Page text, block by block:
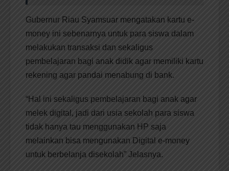
Gubernur Riau Syamsuar mengatakan kartu e-
money ini sebenarnya untuk para siswa dalam
melakukan transaksi dan sekaligus
pembelajaran bagi anak didik agar memiliki kartu
rekening agar pandai menabung di bank.
“Hal ini sekaligus pembelajaran bagi anak agar
melek digital, jadi dari usia sekolah para siswa
tidak hanya tau menggunakan HP saja
melainkan bisa mengunakan Digital e-money
untuk berbelanja disekolah” Jelasnya.